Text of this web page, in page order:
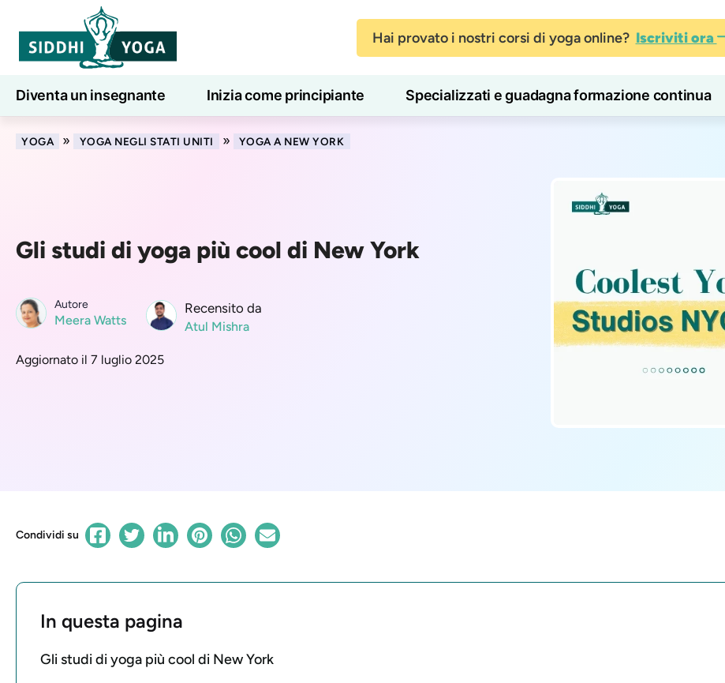
Hai provato i nostri corsi di yoga online? Iscriviti ora
Diventa un insegnante Inizia come principiante Specializzati e guadagna formazione continua
Lezioni di yoga online 7 giorni di benessere
YOGA » YOGA NEGLI STATI UNITI » YOGA A NEW YORK
Gli studi di yoga più cool di New York
Autore
Meera Watts
Recensito da
Atul Mishra
Aggiornato il 7 luglio 2025
Condividi su
In questa pagina
Gli studi di yoga più cool di New York